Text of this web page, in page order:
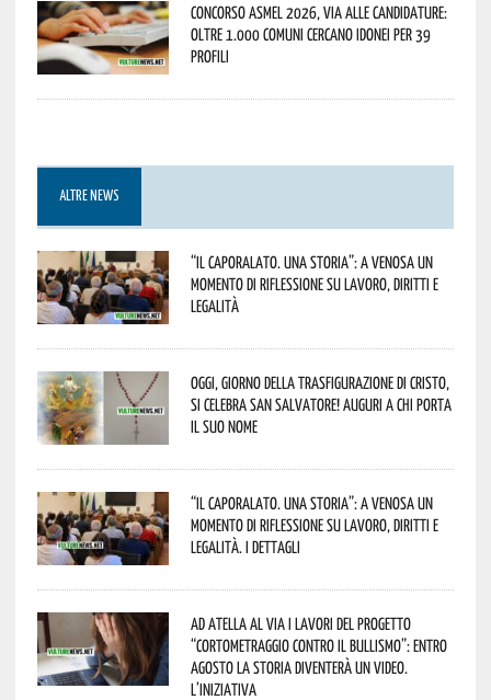
Concorso Asmel 2026, via alle candidature:
oltre 1.000 Comuni cercano idonei per 39
profili
ALTRE NEWS
“Il caporalato. Una storia”: a Venosa un
momento di riflessione su lavoro, diritti e
legalità
Oggi, giorno della Trasfigurazione di Cristo,
si celebra San Salvatore! Auguri a chi porta
il suo nome
“Il caporalato. Una storia”: a Venosa un
momento di riflessione su lavoro, diritti e
legalità. I dettagli
Ad Atella al via i lavori del progetto
“Cortometraggio contro il bullismo”: entro
agosto la storia diventerà un video.
L’iniziativa